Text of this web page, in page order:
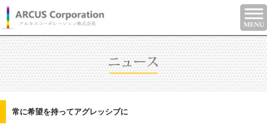
常に希望を持ってアグレッシブに